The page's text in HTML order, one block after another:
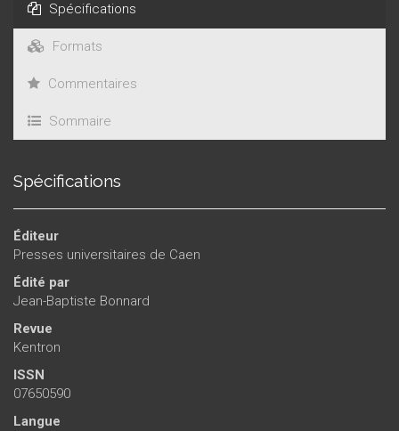
Spécifications
Formats
Commentaires
Sommaire
Spécifications
Éditeur
Presses universitaires de Caen
Édité par
Jean-Baptiste Bonnard
Revue
Kentron
ISSN
07650590
Langue